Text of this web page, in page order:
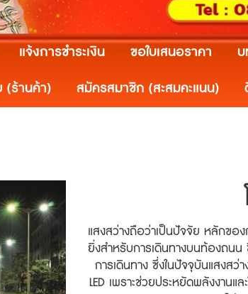
แจ้งการชำระเงิน ขอใบเสนอราคา
(ร้านค้า)
สมัครสมาชิก (สะสมคะแนน)
แสงสว่างถือว่าเป็นปัจจัย หลักขอ
ยิ่งสำหรับการเดินทางบนท้องถนน
การเดินทาง ซึ่งในปัจจุบันแสงส
LED เพราะช่วยประหยัดพลังงานแ